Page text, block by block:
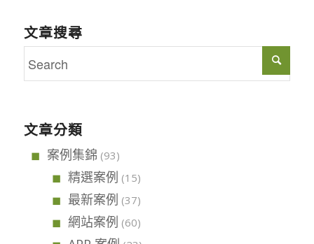
文章搜尋
文章分類
案例集錦 (93)
精選案例 (15)
最新案例 (37)
網站案例 (60)